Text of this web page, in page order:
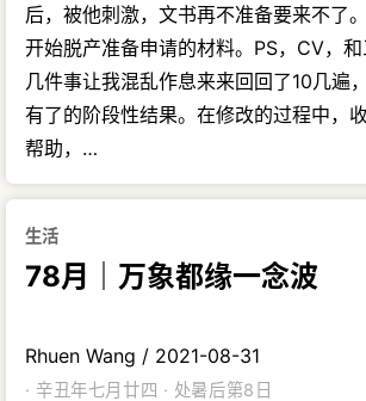
后，被他刺激，文书再不准备要来不了
开始脱产准备申请的材料。PS，CV，
几件事让我混乱作息来来回回了10几遍
有了的阶段性结果。在修改的过程中，
帮助，…
生活
78月｜万象都缘一念波
Rhuen Wang / 2021-08-31
· 辛丑年七月廿四 · 处暑后第8日